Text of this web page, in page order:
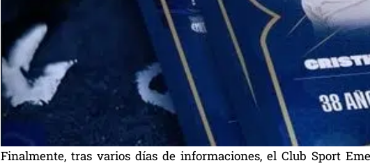
Finalmente, tras varios días de informaciones, el Club Sport